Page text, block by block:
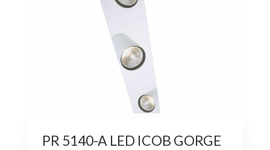
PR 5140-A LED ICOB GORGE